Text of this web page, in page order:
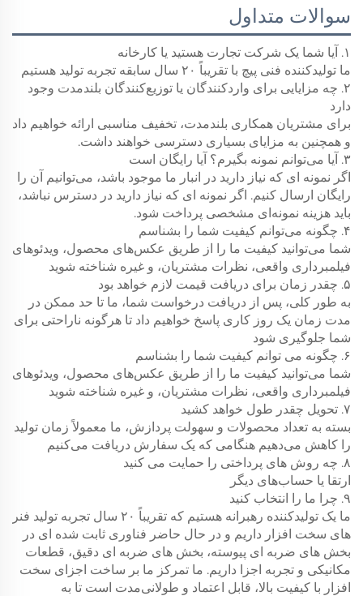
سوالات متداول
۱. آیا شما یک شرکت تجارت هستید یا کارخانه
ما تولیدکننده فنی پیچ با تقریباً ۲۰ سال سابقه تجربه تولید هستیم
۲. چه مزایایی برای واردکنندگان یا توزیع‌کنندگان بلندمدت وجود
دارد
برای مشتریان همکاری بلندمدت، تخفیف مناسبی ارائه خواهیم داد
و همچنین به مزایای بسیاری دسترسی خواهند داشت.
۳. آیا می‌توانم نمونه بگیرم؟ آیا رایگان است
اگر نمونه ای که نیاز دارید در انبار ما موجود باشد، می‌توانیم آن را
رایگان ارسال کنیم. اگر نمونه ای که نیاز دارید در دسترس نباشد،
باید هزینه نمونه‌ای مشخصی پرداخت شود.
۴. چگونه می‌توانم کیفیت شما را بشناسم
شما می‌توانید کیفیت ما را از طریق عکس‌های محصول، ویدئوهای
فیلمبرداری واقعی، نظرات مشتریان، و غیره شناخته شوید
۵. چقدر زمان برای دریافت قیمت لازم خواهد بود
به طور کلی، پس از دریافت درخواست شما، ما تا حد ممکن در
مدت زمان یک روز کاری پاسخ خواهیم داد تا هرگونه ناراحتی برای
شما جلوگیری شود
۶. چگونه می توانم کیفیت شما را بشناسم
شما می‌توانید کیفیت ما را از طریق عکس‌های محصول، ویدئوهای
فیلمبرداری واقعی، نظرات مشتریان، و غیره شناخته شوید
۷. تحویل چقدر طول خواهد کشید
بسته به تعداد محصولات و سهولت پردازش، ما معمولاً زمان تولید
را کاهش می‌دهیم هنگامی که یک سفارش دریافت می‌کنیم
۸. چه روش های پرداختی را حمایت می کنید
ارتقا یا حساب‌های دیگر
۹. چرا ما را انتخاب کنید
ما یک تولیدکننده رهبرانه هستیم که تقریباً ۲۰ سال تجربه تولید فنر
های سخت افزار داریم و در حال حاضر فناوری ثابت شده ای در
بخش های ضربه ای پیوسته، بخش های ضربه ای دقیق، قطعات
مکانیکی و تجربه اجزا داریم. ما تمرکز ما بر ساخت اجزای سخت
افزار با کیفیت بالا، قابل اعتماد و طولانی‌مدت است تا به